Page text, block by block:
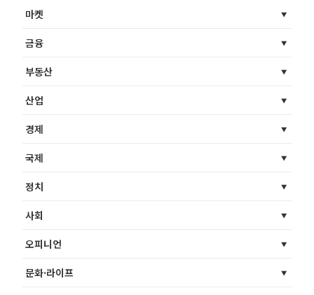
마켓
금융
부동산
산업
경제
국제
정치
사회
오피니언
문화·라이프